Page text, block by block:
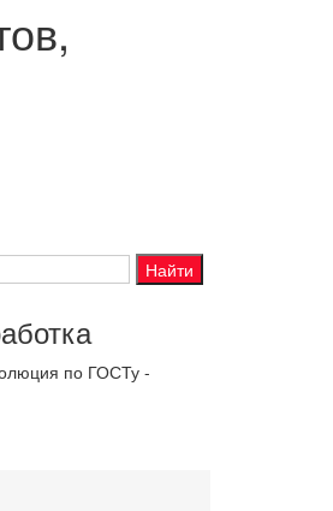
по ГОСТу -